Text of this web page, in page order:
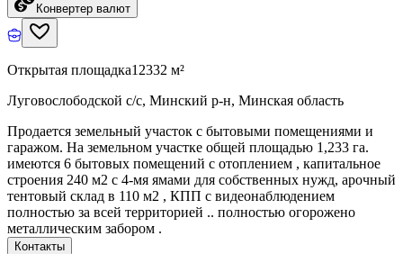
Конвертер валют
Открытая площадка12332 м²
Луговослободской с/с, Минский р-н, Минская область
Продается земельный участок с бытовыми помещениями и
гаражом. На земельном участке общей площадью 1,233 га.
имеются 6 бытовых помещений с отоплением , капитальное
строения 240 м2 с 4-мя ямами для собственных нужд, арочный
тентовый склад в 110 м2 , КПП с видеонаблюдением
полностью за всей территорией .. полностью огорожено
металлическим забором .
Контакты